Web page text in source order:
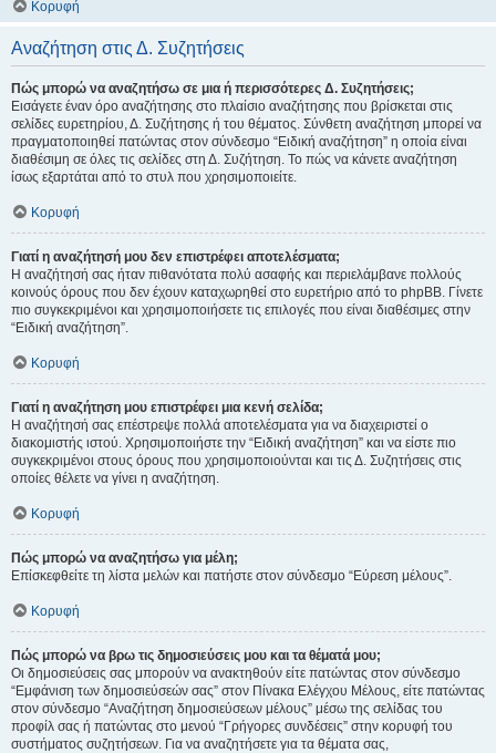
Κορυφή
Αναζήτηση στις Δ. Συζητήσεις
Πώς μπορώ να αναζητήσω σε μια ή περισσότερες Δ. Συζητήσεις;
Εισάγετε έναν όρο αναζήτησης στο πλαίσιο αναζήτησης που βρίσκεται στις
σελίδες ευρετηρίου, Δ. Συζήτησης ή του θέματος. Σύνθετη αναζήτηση μπορεί να
πραγματοποιηθεί πατώντας στον σύνδεσμο “Ειδική αναζήτηση” η οποία είναι
διαθέσιμη σε όλες τις σελίδες στη Δ. Συζήτηση. Το πώς να κάνετε αναζήτηση
ίσως εξαρτάται από το στυλ που χρησιμοποιείτε.
Κορυφή
Γιατί η αναζήτησή μου δεν επιστρέφει αποτελέσματα;
Η αναζήτησή σας ήταν πιθανότατα πολύ ασαφής και περιελάμβανε πολλούς
κοινούς όρους που δεν έχουν καταχωρηθεί στο ευρετήριο από το phpBB. Γίνετε
πιο συγκεκριμένοι και χρησιμοποιήσετε τις επιλογές που είναι διαθέσιμες στην
“Ειδική αναζήτηση”.
Κορυφή
Γιατί η αναζήτηση μου επιστρέφει μια κενή σελίδα;
Η αναζήτησή σας επέστρεψε πολλά αποτελέσματα για να διαχειριστεί ο
διακομιστής ιστού. Χρησιμοποιήστε την “Ειδική αναζήτηση” και να είστε πιο
συγκεκριμένοι στους όρους που χρησιμοποιούνται και τις Δ. Συζητήσεις στις
οποίες θέλετε να γίνει η αναζήτηση.
Κορυφή
Πώς μπορώ να αναζητήσω για μέλη;
Επίσκεφθείτε τη λίστα μελών και πατήστε στον σύνδεσμο “Εύρεση μέλους”.
Κορυφή
Πώς μπορώ να βρω τις δημοσιεύσεις μου και τα θέματά μου;
Οι δημοσιεύσεις σας μπορούν να ανακτηθούν είτε πατώντας στον σύνδεσμο
“Εμφάνιση των δημοσιεύσεών σας” στον Πίνακα Ελέγχου Μέλους, είτε πατώντας
στον σύνδεσμο “Αναζήτηση δημοσιεύσεων μέλους” μέσω της σελίδας του
προφίλ σας ή πατώντας στο μενού “Γρήγορες συνδέσεις” στην κορυφή του
συστήματος συζητήσεων. Για να αναζητήσετε για τα θέματα σας,